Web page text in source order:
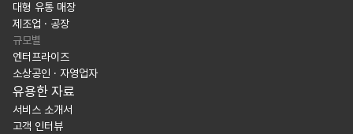
대형 유통 매장
제조업 · 공장
규모별
엔터프라이즈
소상공인 · 자영업자
유용한 자료
서비스 소개서
고객 인터뷰